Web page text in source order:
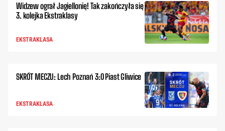
Widzew ograł Jagiellonię! Tak zakończyła się
3. kolejka Ekstraklasy
EKSTRAKLASA
SKRÓT MECZU: Lech Poznań 3:0 Piast Gliwice
EKSTRAKLASA